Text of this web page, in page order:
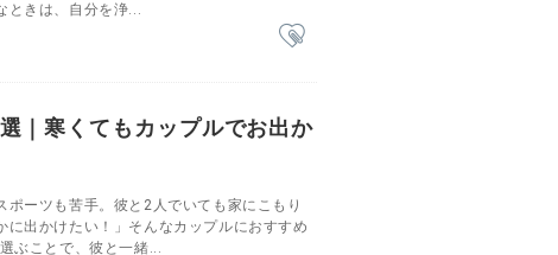
ときは、自分を浄...
｜寒くてもカップルでお出か
ーツも苦手。彼と2人でいても家にこもり
出かけたい！」そんなカップルにおすすめ
ぶことで、彼と一緒...